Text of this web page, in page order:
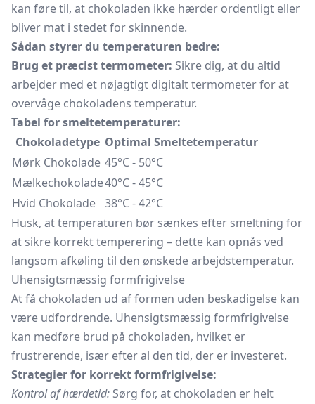
kan føre til, at chokoladen ikke hærder ordentligt eller
bliver mat i stedet for skinnende.
Sådan styrer du temperaturen bedre:
Brug et præcist termometer: Sikre dig, at du altid
arbejder med et nøjagtigt digitalt termometer for at
overvåge chokoladens temperatur.
Tabel for smeltetemperaturer:
Chokoladetype Optimal Smeltetemperatur
Mørk Chokolade 45°C - 50°C
Mælkechokolade40°C - 45°C
Hvid Chokolade 38°C - 42°C
Husk, at temperaturen bør sænkes efter smeltning for
at sikre korrekt temperering – dette kan opnås ved
langsom afkøling til den ønskede arbejdstemperatur.
Uhensigtsmæssig formfrigivelse
At få chokoladen ud af formen uden beskadigelse kan
være udfordrende. Uhensigtsmæssig formfrigivelse
kan medføre brud på chokoladen, hvilket er
frustrerende, især efter al den tid, der er investeret.
Strategier for korrekt formfrigivelse:
Kontrol af hærdetid: Sørg for, at chokoladen er helt